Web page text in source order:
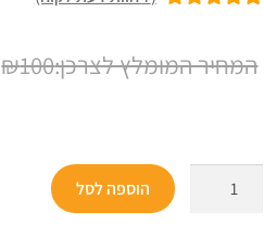
עלדירוגים של
₪100
הוספה לסל